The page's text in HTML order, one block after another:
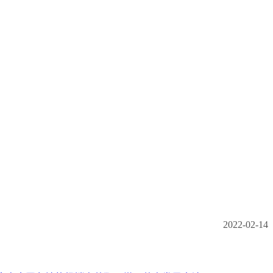
2022-02-14